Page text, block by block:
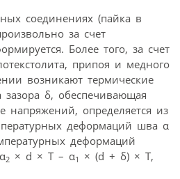
соединениях (пайка в
за счет
Более того, за счет
припоя и медного
возникают термические
δ, обеспечивающая
напряжений, определяется из
деформаций шва α
деформаций
2 × d × T – α1
× (d + δ) × T,